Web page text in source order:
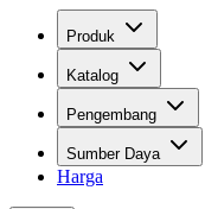
Produk
Katalog
Pengembang
Sumber Daya
Harga